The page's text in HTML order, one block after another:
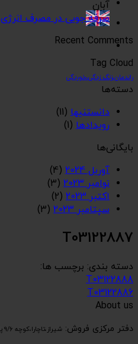
آبان
صرفه جویی در مصرف انرژی
Recent Comments
Tag Cloud
راندمان،زنگ زدگی،خوردگی
دسته‌ها
دانستنیها (11)
رویدادها (1)
بایگانی‌ها
آوریل 2024
(4)
نوامبر 2023
(3)
اکتبر 2023
(2)
سپتامبر 2023
(3)
T03122887
دسته بندی: برچسب ها:
T03122888
T03122886
About us
دفتر مرکزی فروش: شیراز،تاچارا،کوچه 9/6 پلاک 47 طبقه همکف